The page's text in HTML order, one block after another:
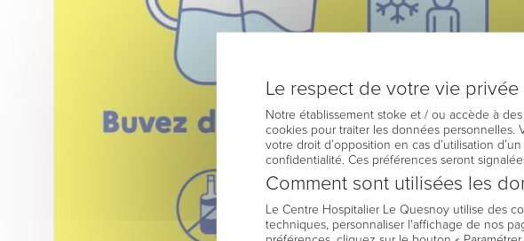
Le respect de votre vie
Notre établissement stoke et / ou accède à
cookies pour traiter les données personnelles.
votre droit d’opposition en cas d’utilisation
confidentialité. Ces préférences seront
Comment sont utilisées les
Le Centre Hospitalier Le Quesnoy utilise des
techniques, personnaliser l'affichage de nos